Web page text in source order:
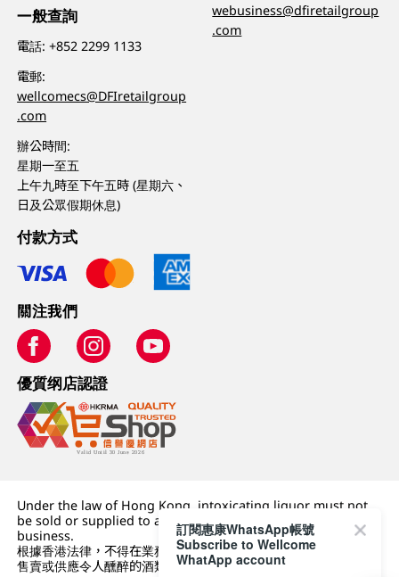
一般查詢
電話:+852 2299 1133
電郵:
wellcomecs@DFIretailgroup
.com
辦公時間:
星期一至五
上午九時至下午五時 (星期六、
日及公眾假期休息)
webusiness@dfiretailgroup
.com
付款方式
關注我們
優質纲店認證
Under the law of Hong Kong, intoxicating liquor must not
be sold or supplied to a minor (under 18) in the course of
business.
根據香港法律，不得在業務過程中，向未成年人 (18 歲以下人士)
售賣或供應令人醺醉的酒類。
訂閱惠康WhatsApp帳號
Subscribe to Wellcome
WhatApp account